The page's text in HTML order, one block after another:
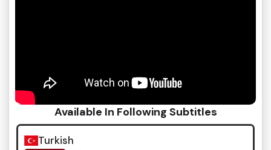
Available In Following Subtitles
Turkish